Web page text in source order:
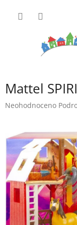
Mattel
Průměrné
0,0
z
5
hvězdiček.
Neohodnoceno